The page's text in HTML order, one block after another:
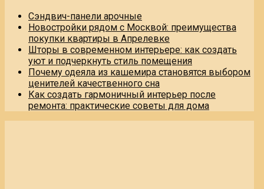
Сэндвич-панели арочные
Новостройки рядом с Москвой: преимущества
покупки квартиры в Апрелевке
Шторы в современном интерьере: как создать
уют и подчеркнуть стиль помещения
Почему одеяла из кашемира становятся выбором
ценителей качественного сна
Как создать гармоничный интерьер после
ремонта: практические советы для дома